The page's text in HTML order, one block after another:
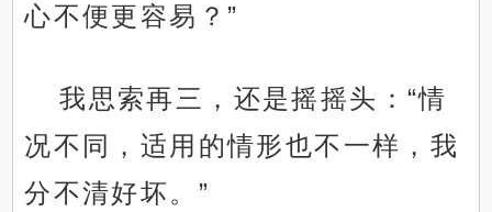
心不便更容易？”
我思索再三，还是摇摇头：“情
况不同，适用的情形也不一样，我
分不清好坏。”